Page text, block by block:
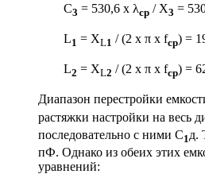
С3 = 530,6 x λср / X3 =
L1 = XL1 / (2 x π x fср) =
L2 = XL2 / (2 x π x fср) =
Диапазон перестройки
растяжки настройки на весь
последовательно с ними C1 д.
пФ. Однако из обеих этих
уравнений: